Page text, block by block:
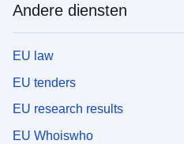
Andere diensten
EU law
EU tenders
EU research results
EU Whoiswho